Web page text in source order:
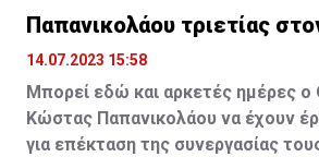
Παπανικολάου τριετίας
14.07.2023 15:58
Μπορεί εδώ και αρκετές ημέρες ο
Κώστας Παπανικολάου να έχουν
για επέκταση της συνεργασίας